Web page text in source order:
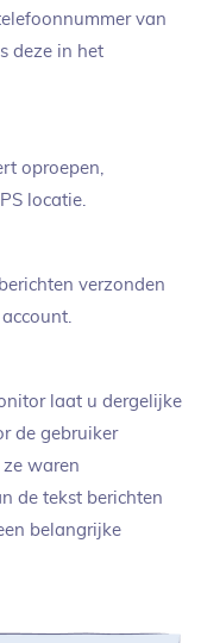
van
deze in het
oproepen,
locatie.
verzonden
laat u dergelijke
de gebruiker
waren
de tekst berichten
belangrijke